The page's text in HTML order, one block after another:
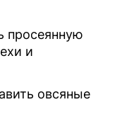
просеянную
и
овсяные